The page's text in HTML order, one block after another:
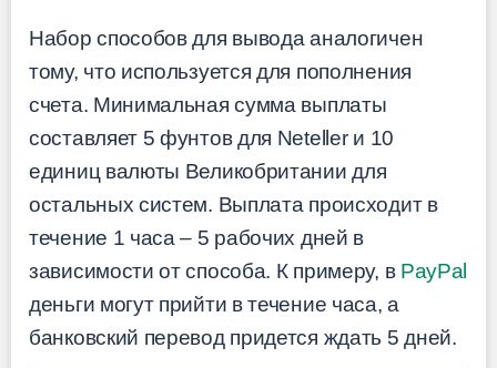
Набор способов для вывода аналогичен
тому, что используется для пополнения
счета. Минимальная сумма выплаты
составляет 5 фунтов для Neteller и 10
единиц валюты Великобритании для
остальных систем. Выплата происходит в
течение 1 часа – 5 рабочих дней в
зависимости от способа. К примеру, в PayPal
деньги могут прийти в течение часа, а
банковский перевод придется ждать 5 дней.